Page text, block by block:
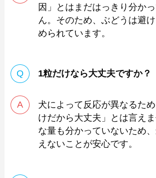
因」とはまだはっきり分か
ん。そのため、ぶどうは避
められています。
1粒だけなら大丈夫ですか？
犬によって反応が異なるた
けだから大丈夫」とは言え
な量も分かっていないため
えないことが安心です。